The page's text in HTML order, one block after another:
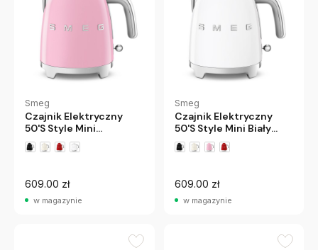
Smeg
Czajnik Elektryczny
50'S Style Mini
Pastelowy Róż Smeg
609.00 zł
w magazynie
Smeg
Czajnik Elektryczny
50'S Style Mini Biały
Smeg
609.00 zł
w magazynie